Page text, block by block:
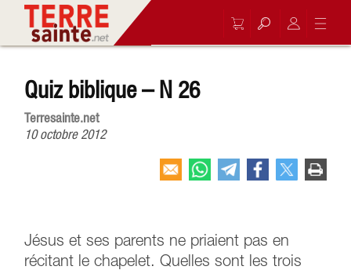
Quiz biblique – N 26
Terresainte.net
10 octobre 2012
Jésus et ses parents ne priaient pas en
récitant le chapelet. Quelles sont les trois